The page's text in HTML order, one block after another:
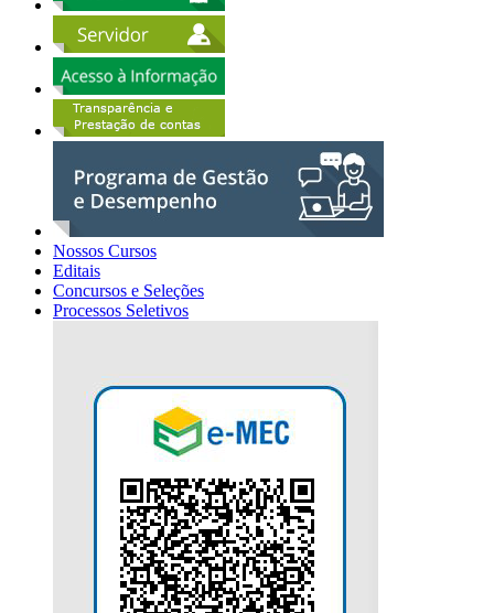
Nossos Cursos
Editais
Concursos e Seleções
Processos Seletivos